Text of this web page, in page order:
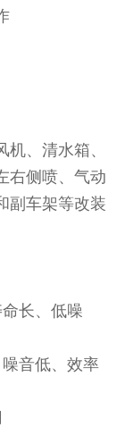
、清水箱、
右侧喷、气动
副车架等改装
长、低噪
音低、效率